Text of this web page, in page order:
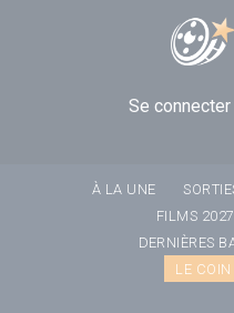
Se connecter
À LA UNE
FILMS 2027
DERNIÈRES
LE COIN
Panneau de gestion des